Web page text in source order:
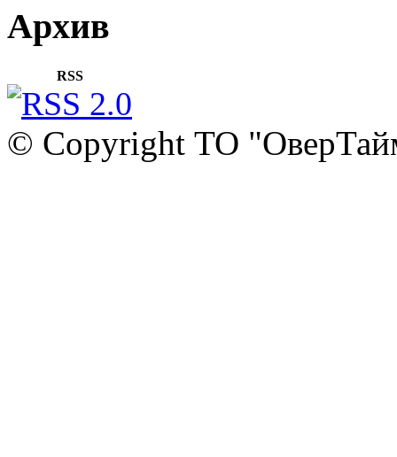
Архив
RSS
© Copyright ТО